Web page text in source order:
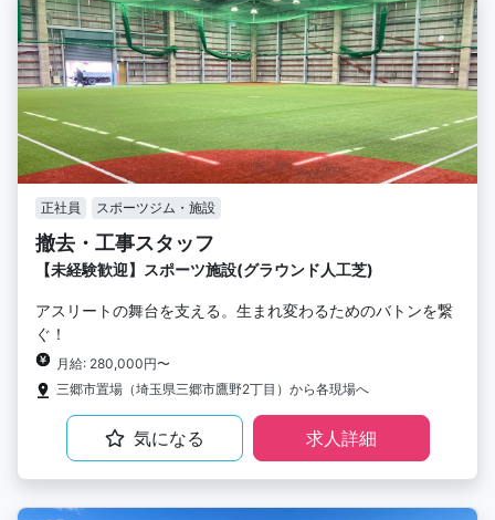
正社員 スポーツジム・施設
撤去・工事スタッフ
【未経験歓迎】スポーツ施設(グラウンド人工芝)
アスリートの舞台を支える。生まれ変わるためのバトンを繋
ぐ！
月給: 280,000円〜
三郷市置場（埼玉県三郷市鷹野2丁目）から各現場へ
気になる 求人詳細